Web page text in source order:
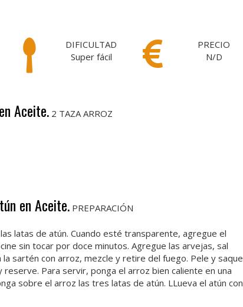
DIFICULTAD
Super fácil
PRECIO
N/D
Aceite. 2 TAZA ARROZ
en Aceite. PREPARACIÓN
latas de atún. Cuando esté transparente, agregue el
sin tocar por doce minutos. Agregue las arvejas, sal
sartén con arroz, mezcle y retire del fuego. Pele y saque
Para servir, ponga el arroz bien caliente en una
sobre el arroz las tres latas de atún. LLueva el atún con